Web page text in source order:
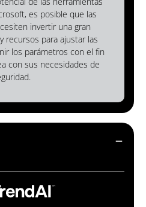
es posible que las
invertir una gran
recursos para ajustar las
los parámetros con el fin
con sus necesidades de
remove